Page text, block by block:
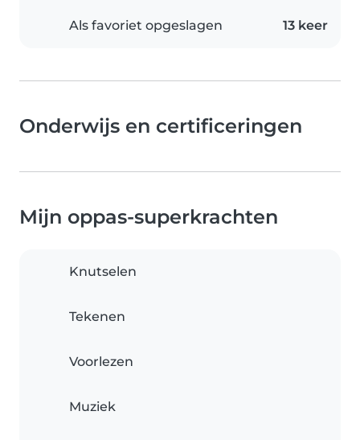
Als favoriet opgeslagen 13 keer
Onderwijs en certificeringen
Mijn oppas-superkrachten
Knutselen
Tekenen
Voorlezen
Muziek